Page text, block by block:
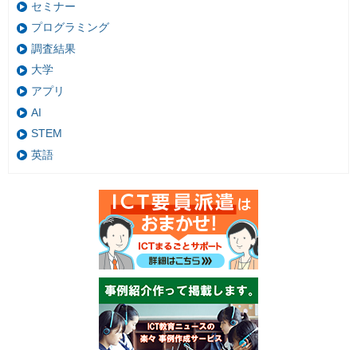
セミナー
プログラミング
調査結果
大学
アプリ
AI
STEM
英語